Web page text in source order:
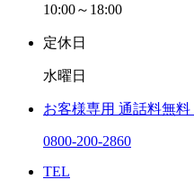
10:00～18:00
定休日
水曜日
お客様専用 通話料無料
0800-200-2860
TEL